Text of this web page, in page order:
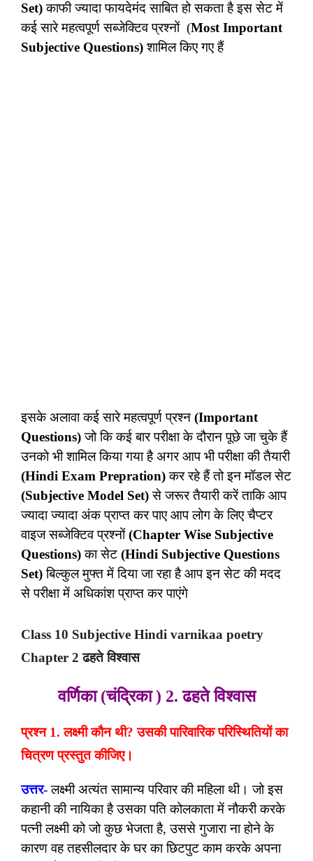
Set)काफी ज्यादा फायदेमंद साबित हो सकता है इस सेट में
कई सारे महत्वपूर्ण सब्जेक्टिव प्रश्नों (Most Important
Subjective Questions)शामिल किए गए हैं
इसके अलावा कई सारे महत्वपूर्ण प्रश्न (Important
Questions)जो कि कई बार परीक्षा के दौरान पूछे जा चुके हैं
उनको भी शामिल किया गया है अगर आप भी परीक्षा की तैयारी
(Hindi Exam Prepration)कर रहे हैं तो इन मॉडल सेट
(Subjective Model Set)से जरूर तैयारी करें ताकि आप
ज्यादा ज्यादा अंक प्राप्त कर पाए आप लोग के लिए चैप्टर
वाइज सब्जेक्टिव प्रश्नों(Chapter Wise Subjective
Questions)का सेट (Hindi Subjective Questions
Set)बिल्कुल मुफ्त में दिया जा रहा है आप इन सेट की मदद
से परीक्षा में अधिकांश प्राप्त कर पाएंगे
Class 10 Subjective Hindi varnikaa poetry
Chapter 2 ढहते विश्वास
वर्णिका (चंद्रिका ) 2. ढहते विश्वास
प्रश्न 1. लक्ष्मी कौन थी? उसकी पारिवारिक परिस्थितियों का
चित्रण प्रस्तुत कीजिए।
उत्तर-लक्ष्मी अत्यंत सामान्य परिवार की महिला थी। जो इस
कहानी की नायिका है उसका पति कोलकाता में नौकरी करके
पत्नी लक्ष्मी को जो कुछ भेजता है, उससे गुजारा ना होने के
कारण वह तहसीलदार के घर का छिटपुट काम करके अपना